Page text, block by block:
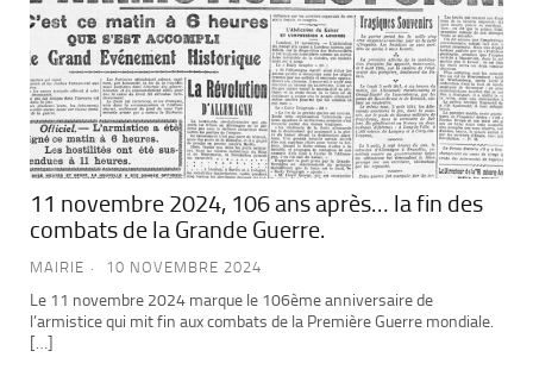
11 novembre 2024, 106 ans après… la fin des
combats de la Grande Guerre.
MAIRIE 10 NOVEMBRE 2024
Le 11 novembre 2024 marque le 106ème anniversaire de
l’armistice qui mit fin aux combats de la Première Guerre mondiale.
[…]